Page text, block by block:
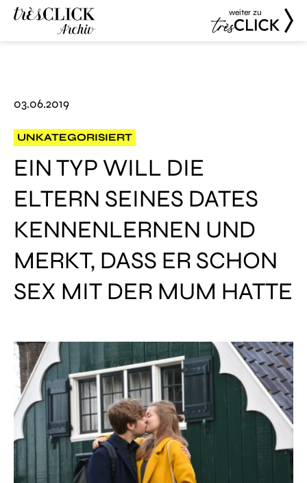
weiter zu
03.06.2019
UNKATEGORISIERT
EIN TYP WILL DIE
ELTERN SEINES DATES
KENNENLERNEN UND
MERKT, DASS ER SCHON
SEX MIT DER MUM HATTE